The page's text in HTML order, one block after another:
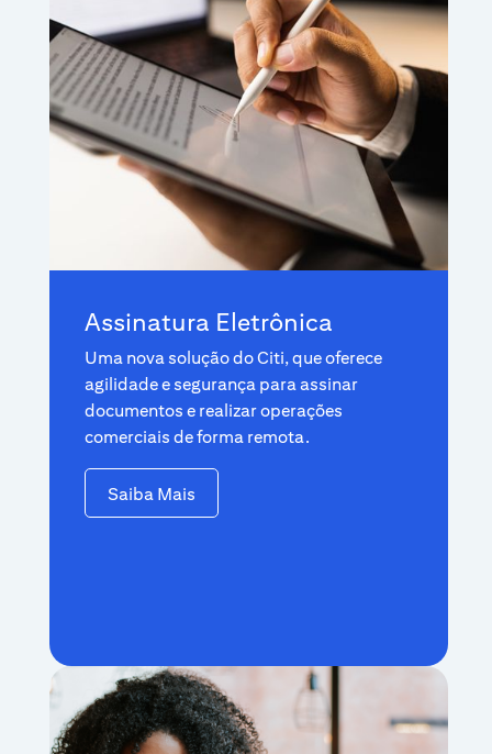
Assinatura Eletrônica
Uma nova solução do Citi, que oferece
agilidade e segurança para assinar
documentos e realizar operações
comerciais de forma remota.
Saiba Mais